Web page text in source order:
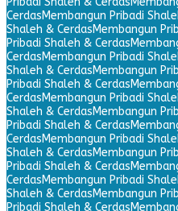
CerdasMembangun Pribadi
Shaleh & CerdasMembangun
Pribadi Shaleh & Cerdas
CerdasMembangun Pribadi
Shaleh & CerdasMembangun
Pribadi Shaleh & Cerdas
CerdasMembangun Pribadi
Shaleh & CerdasMembangun
Pribadi Shaleh & Cerdas
CerdasMembangun Pribadi
Shaleh & CerdasMembangun
Pribadi Shaleh & Cerdas
CerdasMembangun Pribadi
Shaleh & CerdasMembangun
Pribadi Shaleh & Cerdas